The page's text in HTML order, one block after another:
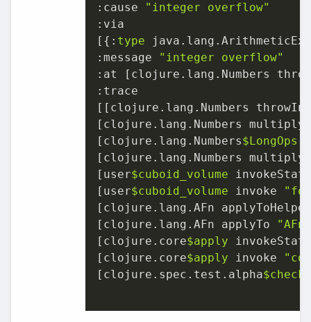
:cause
"integer overflow"
:via
[{: type
:message
"integer overflow"
:at [clojure.lang.Numbers
:trace
[[clojure.lang.Numbers
[clojure.lang.Numbers multiply
[clojure.lang.Numbers$LongOps
[clojure.lang.Numbers multiply
[user$cuboid_volume
[user$cuboid_volume invoke
[clojure.lang.AFn
[clojure.lang.AFn applyTo
[clojure.core$apply
[clojure.core$apply invoke
[clojure.spec.test.alpha